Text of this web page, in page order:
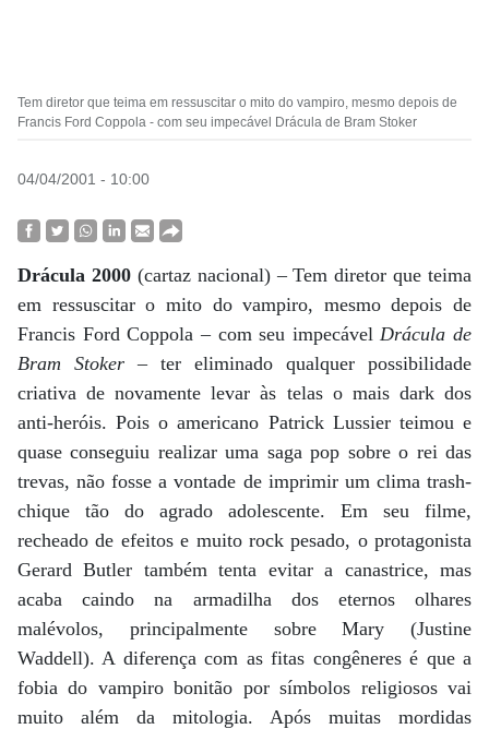
Tem diretor que teima em ressuscitar o mito do vampiro, mesmo depois de
Francis Ford Coppola - com seu impecável Drácula de Bram Stoker
04/04/2001 - 10:00
Drácula 2000(cartaz nacional) – Tem diretor que teima
em ressuscitar o mito do vampiro, mesmo depois de
Francis Ford Coppola – com seu impecávelDrácula de
Bram Stoker– ter eliminado qualquer possibilidade
criativa de novamente levar às telas o mais dark dos
anti-heróis. Pois o americano Patrick Lussier teimou e
quase conseguiu realizar uma saga pop sobre o rei das
trevas, não fosse a vontade de imprimir um clima trash-
chique tão do agrado adolescente. Em seu filme,
recheado de efeitos e muito rock pesado, o protagonista
Gerard Butler também tenta evitar a canastrice, mas
acaba caindo na armadilha dos eternos olhares
malévolos, principalmente sobre Mary (Justine
Waddell). A diferença com as fitas congêneres é que a
fobia do vampiro bonitão por símbolos religiosos vai
muito além da mitologia. Após muitas mordidas